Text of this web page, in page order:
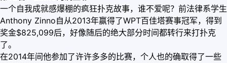
一个自我成就感爆棚的疯狂扑克故事，谁不爱呢？前法律系学生
Anthony Zinno自从2013年赢得了WPT百佳塔赛事冠军，得到
奖金$825,099后，好像随后的绝大部分时间都转行来打扑克
了。
在2014年间他参加了许许多多的比赛，个人也的确取得了一些